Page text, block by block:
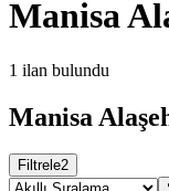
Manisa
1 ilan bulundu
Manisa
Filtrele2